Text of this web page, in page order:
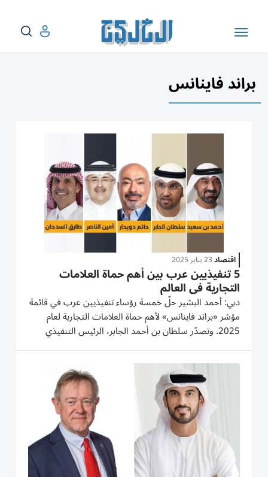
براند فاينانس
اقتصاد23 يناير 2025
5 تنفيذيين عرب بين أهم حماة العلامات
التجارية في العالم
دبي: أحمد البشير حلّ خمسة رؤساء تنفيذيين عرب في قائمة
مؤشر «براند فاينانس» لأهم حماة العلامات التجارية لعام
2025. وتصدّر سلطان بن أحمد الجابر، الرئيس التنفيذي
لشركة بترول أبوظبي الوطنية «أدنوك»، الرؤساء التنفيذيين
في منطقة الشرق الأوسط وإفريقيا، حيث ارتقى من المرتبة